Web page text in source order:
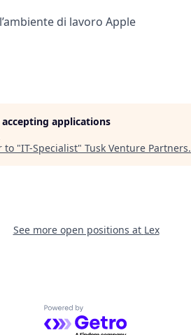
di lavoro Apple
applications
to "IT-Specialist" Tusk Venture Partners.
See more open positions at Lex
Powered by Getro.com